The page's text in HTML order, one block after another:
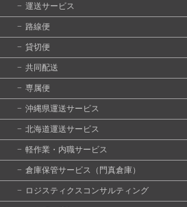
運送サービス
路線便
貸切便
共同配送
専属便
沖縄県運送サービス
北海道運送サービス
軽作業・内職サービス
倉庫保管サービス（門真倉庫）
ロジスティクスコンサルティング